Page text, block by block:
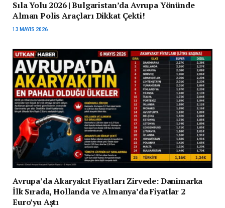
Sıla Yolu 2026 | Bulgaristan’da Avrupa Yönünde
Alman Polis Araçları Dikkat Çekti!
13 MAYIS 2026
Avrupa’da Akaryakıt Fiyatları Zirvede: Danimarka
İlk Sırada, Hollanda ve Almanya’da Fiyatlar 2
Euro’yu Aştı